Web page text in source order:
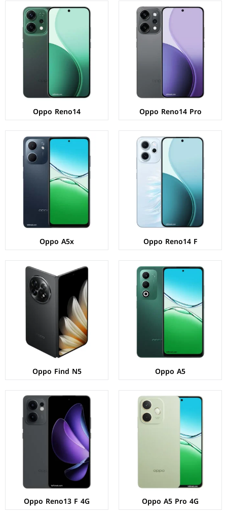
Oppo Reno14 Pro
Oppo Reno14
Oppo Reno14 F
الكاميرات:
خلفية 50+8+2 م.ب/ امامية 32 م.ب.
الذاكرة+الرام:256/512 + 8/12 جيجابايت
نظام التشغيل:
البطارية:6000 ملي امبير - 45 واط
عرض المواصفات ←
Oppo A5x
الكاميرات:
خلفية 32 م.ب/ امامية 5 م.ب.
الذاكرة+الرام:64/128 + 4/6/8 جيجابايت.
نظام التشغيل:
البطارية:6000 ملي امبير - 45 واط
عرض المواصفات ←
Oppo A5
الكاميرات:
خلفية 50+2 م.ب / امامية 5 م.ب
الذاكرة+الرام:128/256 + 4/6/8 جيجابايت
نظام التشغيل:
البطارية:6000 ملي امبير - 45 واط
عرض المواصفات ←
Oppo Find N5
المعالج:Qualcomm Snapdragon 8 Elite
الكاميرات:خلفية 50+50+8 م.ب/ امامية 8+8 م.ب
الذاكرة+الرام:256/512/1024 + 12/16 جيجابايت
نظام التشغيل:Android 15
البطارية:
Oppo A5 Pro 4G
المعالج:Qualcomm Snapdragon 6s Gen 1
الكاميرات:خلفية 50+2 م.ب / امامية 8 م.ب
الذاكرة+الرام:128/256 + 8 جيجابايت
نظام التشغيل:
Oppo Reno13 F 4G
الشاشة:
المعالج:Mediatek Helio G100
الكاميرات:خلفية 50+8+2 م.ب/ امامية 32 م.ب.
الذاكرة+الرام:
نظام التشغيل: Android 15
البطارية:5800 ملي أمبير - 45 واط
عرض المواصفات ←
المعالج:Qualcomm Snapdragon 6 Gen 1
الكاميرات:خلفية 50+8+2 م.ب/ امامية 32 م.ب.
الذاكرة+الرام:
نظام التشغيل:
البطارية:
الشاشة:AMOLED بحجم 6.83 بوصة بدقة 1272p
المعالج:Mediatek Dimensity 8350
الكاميرات:خلفية 50+50+8 م.ب/ امامية 50 م.ب
الذاكرة+الرام:
نظام التشغيل:
البطارية:5800 ملي أمبير - 80 واط
عرض المواصفات ←